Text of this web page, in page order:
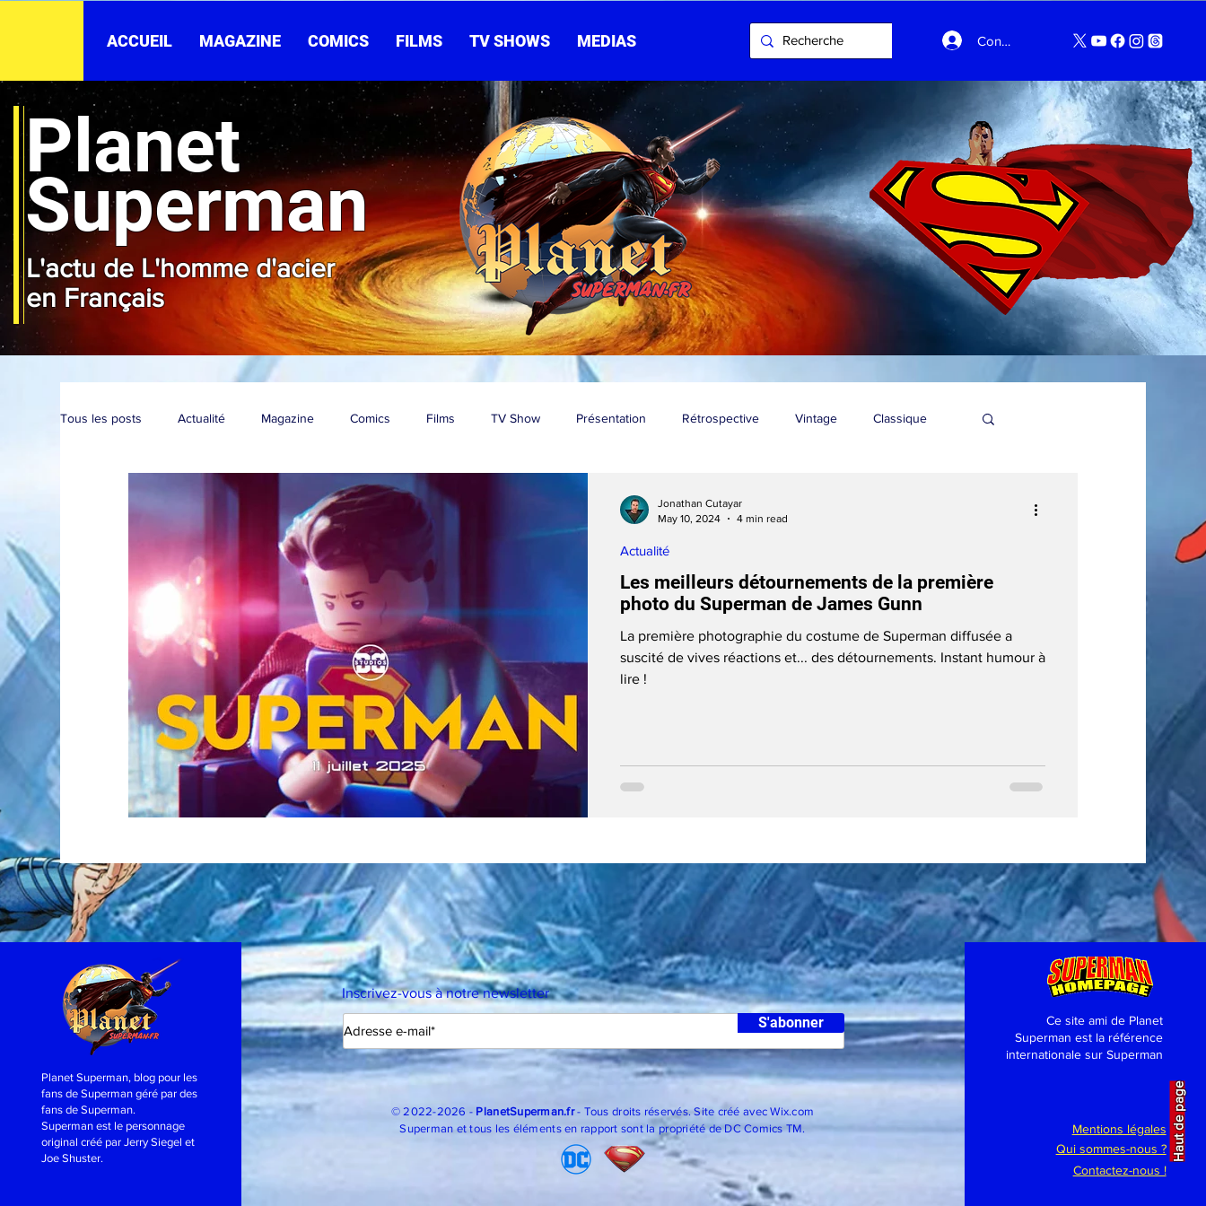
ACCUEIL MAGAZINE COMICS FILMS TV SHOWS MEDIAS Connexion
Planet
Superman
L'actu de L'homme d'acier
en Français
Tous les posts Actualité Magazine Comics Films TV Show Présentation Rétrospective Vintage Classique
Convention Live Superman
Les meilleurs détournements de la première
photo du Superman de James Gunn
La première photographie du costume de Superman diffusée a
suscité de vives réactions et... des détournements. Instant humour à
lire !
Actualité
Jonathan Cutayar
May 10, 2024
4 min read
Haut de page
Planet Superman, blog pour les
fans de Superman géré par des
fans de Superman.
Superman est le personnage
original créé par Jerry Siegel et
Joe Shuster.
Inscrivez-vous à notre newsletter
S'abonner
© 2022-2026 - PlanetSuperman.fr- Tous droits réservés. Site créé avecWix.com
Superman et tous les éléments en rapport sont la propriété de DC Comics TM.
Ce site ami de Planet
Superman est la référence
internationale sur Superman
Mentions légales
Qui sommes-nous ?
Contactez-nous !